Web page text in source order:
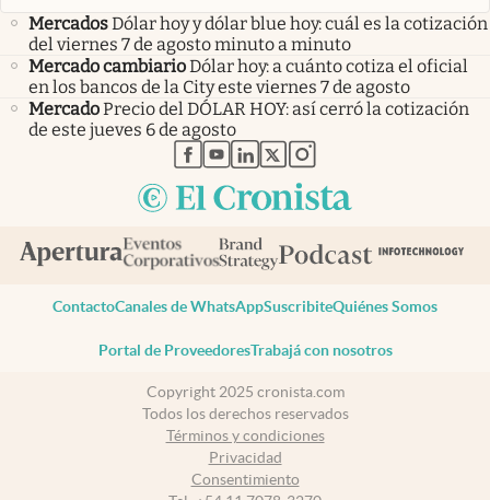
MercadosDólar hoy y dólar blue hoy: cuál es la cotización
del viernes 7 de agosto minuto a minuto
Mercado cambiarioDólar hoy: a cuánto cotiza el oficial
en los bancos de la City este viernes 7 de agosto
MercadoPrecio del DÓLAR HOY: así cerró la cotización
de este jueves 6 de agosto
abre en nueva pestaña
abre en nueva pestaña
abre en nueva pestaña
abre en nueva pestaña
abre en nueva pestaña
ContactoCanales de WhatsAppSuscribiteQuiénes Somos
Portal de ProveedoresTrabajá con nosotros
Copyright 2025 cronista.com
Todos los derechos reservados
Términos y condiciones
Privacidad
Consentimiento